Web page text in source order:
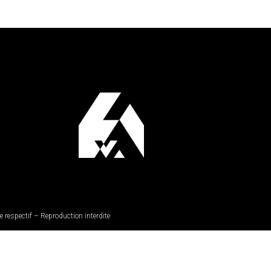
respectif – Reproduction interdite